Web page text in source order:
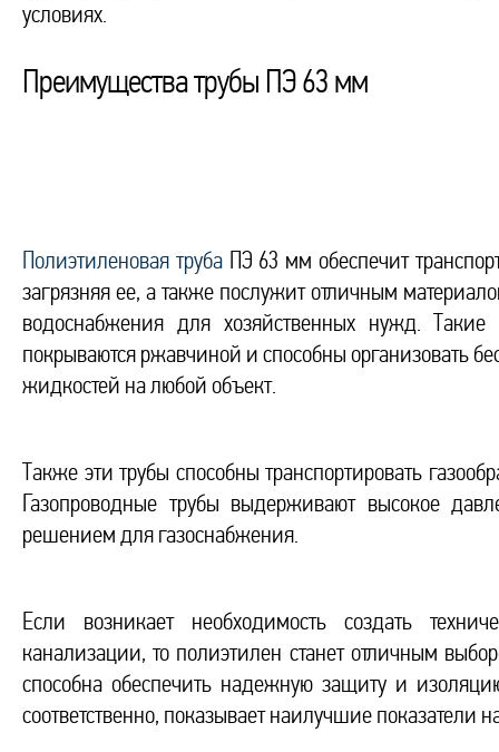
условиях.
Преимущества трубы ПЭ 63 мм
Полиэтиленовая трубаПЭ 63 мм обеспечит
загрязняя ее, а также послужит отличным
водоснабжения для хозяйственных нужд.
покрываются ржавчиной и способны организовать
жидкостей на любой объект.
Также эти трубы способны транспортировать
Газопроводные трубы выдерживают высокое
решением для газоснабжения.
Если возникает необходимость создать
канализации, то полиэтилен станет отличным
способна обеспечить надежную защиту и
соответственно, показывает наилучшие показатели